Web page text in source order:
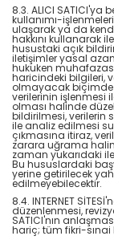
8.3. ALICI
kullanımı-
ulaşarak ya da
hakkını kullanarak
husustaki açık
iletişimler yasal
hukuken
haricindeki bilgileri,
olmayacak biçimde
verilerinin işlenmesi
olması halinde
bildirilmesi, verilerin
ile analiz edilmesi
çıkmasına itiraz,
zarara uğrama
zaman yukarıdaki
Bu hususlardaki
yerine getirilecek
edilmeyebilecektir.
8.4. INTERNET
düzenlenmesi,
SATICI'nın
hariç; tüm fikri-sınai